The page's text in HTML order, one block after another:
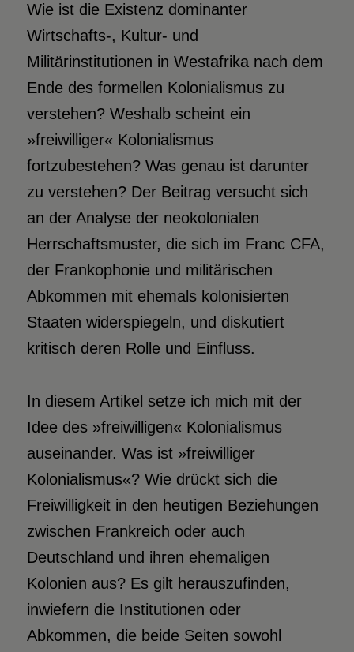
Wie ist die Existenz dominanter
Wirtschafts-, Kultur- und
Militärinstitutionen in Westafrika nach dem
Ende des formellen Kolonialismus zu
verstehen? Weshalb scheint ein
»freiwilliger« Kolonialismus
fortzubestehen? Was genau ist darunter
zu verstehen? Der Beitrag versucht sich
an der Analyse der neokolonialen
Herrschaftsmuster, die sich im Franc CFA,
der Frankophonie und militärischen
Abkommen mit ehemals kolonisierten
Staaten widerspiegeln, und diskutiert
kritisch deren Rolle und Einfluss.
In diesem Artikel setze ich mich mit der
Idee des »freiwilligen« Kolonialismus
auseinander. Was ist »freiwilliger
Kolonialismus«? Wie drückt sich die
Freiwilligkeit in den heutigen Beziehungen
zwischen Frankreich oder auch
Deutschland und ihren ehemaligen
Kolonien aus? Es gilt herauszufinden,
inwiefern die Institutionen oder
Abkommen, die beide Seiten sowohl